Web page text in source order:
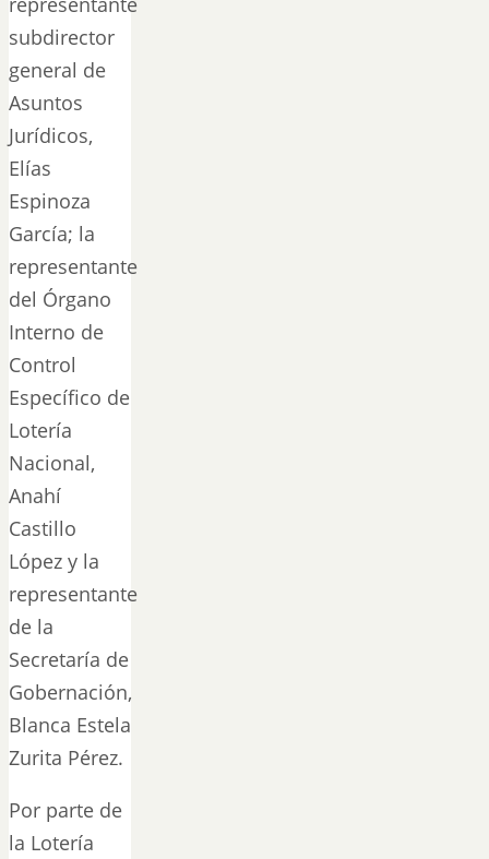
subdirector
general de
Asuntos
Jurídicos,
Elías
Espinoza
García; la
representante
del Órgano
Interno de
Control
Específico de
Lotería
Nacional,
Anahí
Castillo
López y la
representante
de la
Secretaría de
Gobernación,
Blanca Estela
Zurita Pérez.
Por parte de
la Lotería